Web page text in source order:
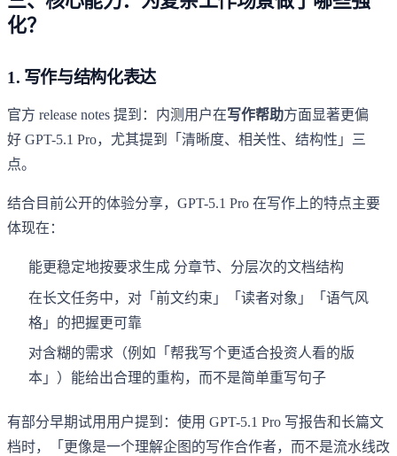
化？
1. 写作与结构化表达
官方 release notes 提到：内测用户在写作帮助方面显著更偏
好 GPT-5.1 Pro，尤其提到「清晰度、相关性、结构性」三
点。
结合目前公开的体验分享，GPT-5.1 Pro 在写作上的特点主要
体现在：
能更稳定地按要求生成 分章节、分层次的文档结构
在长文任务中，对「前文约束」「读者对象」「语气风
格」的把握更可靠
对含糊的需求（例如「帮我写个更适合投资人看的版
本」）能给出合理的重构，而不是简单重写句子
有部分早期试用用户提到：使用 GPT-5.1 Pro 写报告和长篇文
档时，「更像是一个理解企图的写作合作者，而不是流水线改